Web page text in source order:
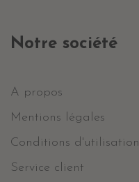
Notre société
A propos
Mentions légales
Conditions d'utilisation
Service client